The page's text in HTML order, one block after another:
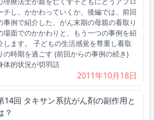
チし、かかわっていくか。後編では、前回
事例で紹介した、がん末期の母親の看取り
場面でのかかわりと、もう一つの事例を紹
します。 子どもの生活感覚を尊重し看取
の時期を過ごす (前回からの事例の続き)
体的状況が切羽詰
2011年10月18日
14回 タキサン系抗がん剤の副作用と
？